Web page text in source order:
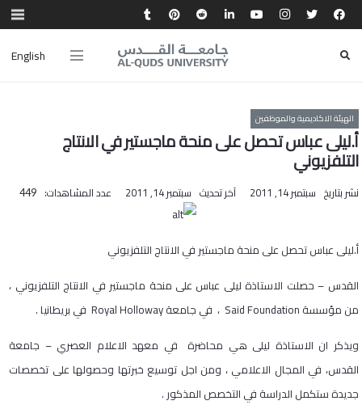
English
الهيئة الاكاديمية والموظفين
أ.ليلى عباس تحصل على منحة ماجستير في الانتاج
التلفزيوني
نشر بتاريخ سبتمبر 14, 2011 آخر تحديث سبتمبر 14, 2011 عدد المشاهدات: 449
أ.ليلى عباس تحصل على منحة ماجستير في الانتاج التلفزيوني
القدس – حصلت الاستاذة ليلى عباس على منحة ماجستير في الانتاج التلفزيوني ،
من مؤسسة Said Foundation ، في جامعة Royal Holloway في بريطانيا .
ويذكر ان الاستاذة ليلى هي محاضرة في معهد الاعلام العصري – جامعة
القدس، في المجال الاعلامي ، ومن اجل توسيع خبرتها وحصولها على تخصصات
جديدة ستكمل الدراسة في التخصص المذكور .